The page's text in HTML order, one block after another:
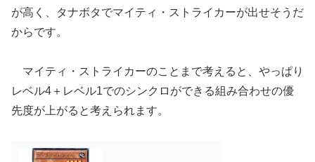
が高く、タナボタでマイティ・ストライカーが出せそうだ
からです。
マイティ・ストライカーのことまで考えると、やっぱり
レベル4＋レベル1でのシンクロができる組み合わせの優
先度が上がると考えられます。